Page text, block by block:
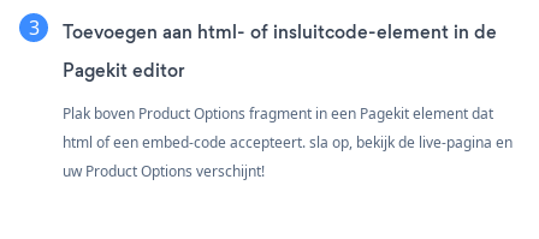
Toevoegen aan html- of insluitcode-element in de
Pagekit editor
Plak boven Product Options fragment in een Pagekit element dat
html of een embed-code accepteert. sla op, bekijk de live-pagina en
uw Product Options verschijnt!